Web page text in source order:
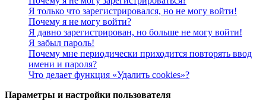
Я только что зарегистрировался, но не могу войти!
Почему я не могу войти?
Я давно зарегистрирован, но больше не могу войти!
Я забыл пароль!
Почему мне периодически приходится повторять ввод
имени и пароля?
Что делает функция «Удалить cookies»?
Параметры и настройки пользователя